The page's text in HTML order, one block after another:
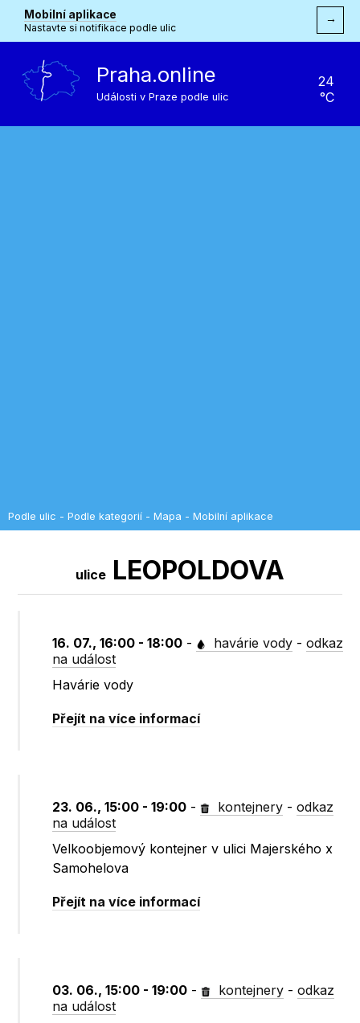
Mobilní aplikace
Nastavte si notifikace podle ulic
→
Praha.online
Události v Praze podle ulic
24
°C
Podle ulic - Podle kategorií - Mapa - Mobilní aplikace
ulice LEOPOLDOVA
16. 07., 16:00 - 18:00 - havárie vody -odkaz
na událost
Havárie vody
Přejít na více informací
23. 06., 15:00 - 19:00 - kontejnery -odkaz
na událost
Velkoobjemový kontejner v ulici Majerského x
Samohelova
Přejít na více informací
03. 06., 15:00 - 19:00 - kontejnery -odkaz
na událost